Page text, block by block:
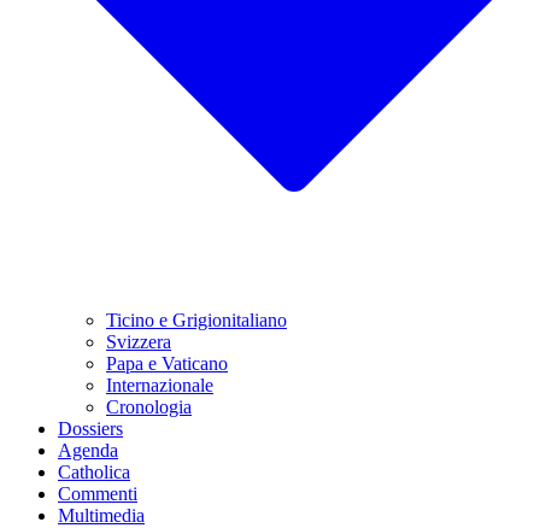
Ticino e Grigionitaliano
Svizzera
Papa e Vaticano
Internazionale
Cronologia
Dossiers
Agenda
Catholica
Commenti
Multimedia